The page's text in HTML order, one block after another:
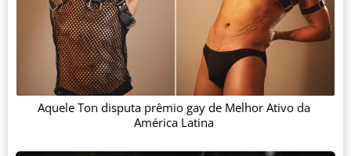
Aquele Ton disputa prêmio gay de Melhor Ativo da
América Latina